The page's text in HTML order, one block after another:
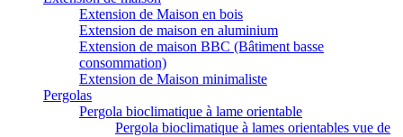
Extension de Maison en bois
Extension de maison en aluminium
Extension de maison BBC (Bâtiment basse
consommation)
Extension de Maison minimaliste
Pergolas
Pergola bioclimatique à lame orientable
Pergola bioclimatique à lames orientables vue de